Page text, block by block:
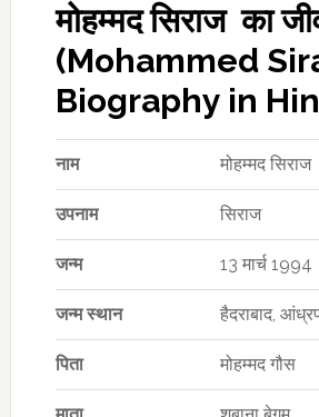
मोहम्मद सिराज का
(Mohammed
Biography in
नाम मोहम्मद सिराज
उपनाम सिराज
जन्म 13 मार्च 1994
जन्म स्थान हैदराबाद,
पिता मोहम्मद गौस